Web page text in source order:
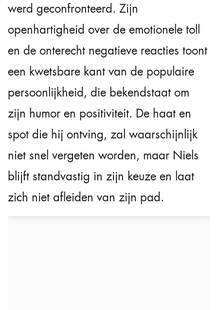
werd geconfronteerd. Zijn
openhartigheid over de emotionele toll
en de onterecht negatieve reacties toont
een kwetsbare kant van de populaire
persoonlijkheid, die bekendstaat om
zijn humor en positiviteit. De haat en
spot die hij ontving, zal waarschijnlijk
niet snel vergeten worden, maar Niels
blijft standvastig in zijn keuze en laat
zich niet afleiden van zijn pad.